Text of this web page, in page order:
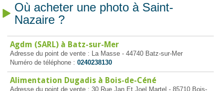
Où acheter une photo à Saint-
Nazaire ?
Agdm (SARL) à Batz-sur-Mer
Adresse du point de vente : La Masse - 44740 Batz-sur-Mer
Numéro de téléphone : 0240238130
Alimentation Dugadis à Bois-de-Céné
Adresse du point de vente : 30 Rue Jan Et Joel Martel - 85710 Bois-